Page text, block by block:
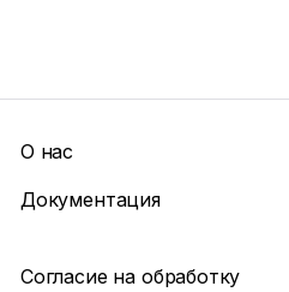
О нас
Документация
Согласие на обработку